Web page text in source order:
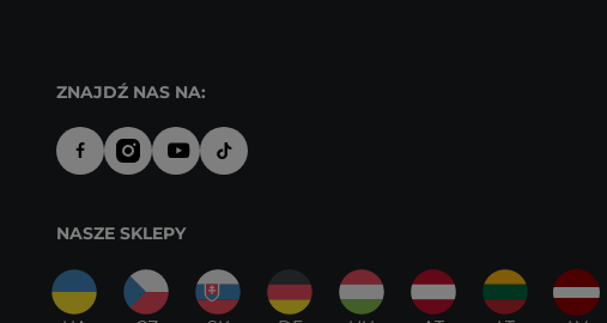
ZNAJDŹ NAS NA:
NASZE SKLEPY